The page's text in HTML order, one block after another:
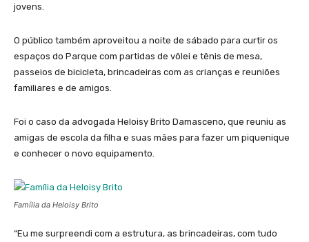
jovens.
O público também aproveitou a noite de sábado para curtir os
espaços do Parque com partidas de vôlei e tênis de mesa,
passeios de bicicleta, brincadeiras com as crianças e reuniões
familiares e de amigos.
Foi o caso da advogada Heloisy Brito Damasceno, que reuniu as
amigas de escola da filha e suas mães para fazer um piquenique
e conhecer o novo equipamento.
Família da Heloisy Brito
“Eu me surpreendi com a estrutura, as brincadeiras, com tudo